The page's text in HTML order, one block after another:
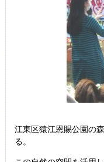
江東区猿江恩賜公園の
る。